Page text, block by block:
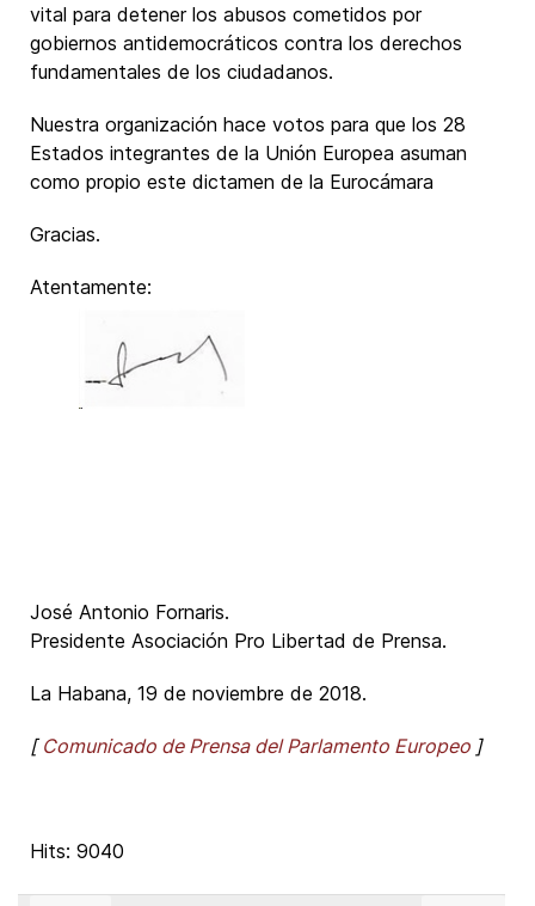
vital para detener los abusos cometidos por
gobiernos antidemocráticos contra los derechos
fundamentales de los ciudadanos.
Nuestra organización hace votos para que los 28
Estados integrantes de la Unión Europea asuman
como propio este dictamen de la Eurocámara
Gracias.
Atentamente:
José Antonio Fornaris.
Presidente Asociación Pro Libertad de Prensa.
La Habana, 19 de noviembre de 2018.
[Comunicado de Prensa del Parlamento Europeo ]
Hits: 9040